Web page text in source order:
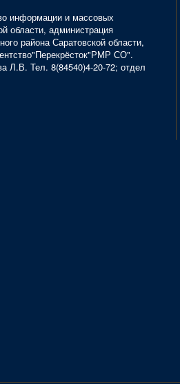
информации и массовых
области, администрация
района Саратовской области,
СО".
Л.В. Тел. 8(84540)4-20-72; отдел